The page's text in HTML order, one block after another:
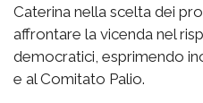
Caterina nella scelta dei
affrontare la vicenda nel
democratici, esprimendo
e al Comitato Palio.